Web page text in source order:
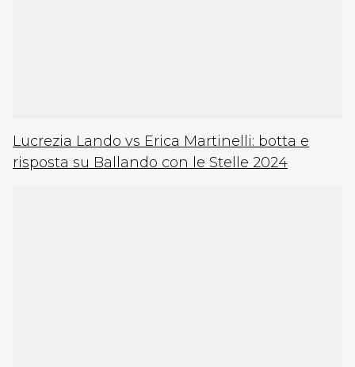
Lucrezia Lando vs Erica Martinelli: botta e
risposta su Ballando con le Stelle 2024